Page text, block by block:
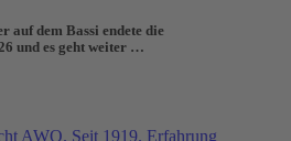
auf dem Bassi endete die
und es geht weiter …